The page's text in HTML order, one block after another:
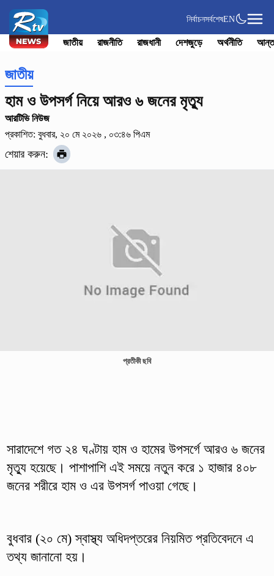
নির্বাচনসর্বশেষEN
জাতীয় রাজনীতি রাজধানী দেশজুড়ে অর্থনীতি
জাতীয়
হাম ও উপসর্গ নিয়ে আরও ৬ জনের মৃত্যু
আরটিভি নিউজ
প্রকাশিত: বুধবার, ২০ মে ২০২৬ , ০৩:৪৬ পিএম
শেয়ার করুন:
প্রতীকী ছবি
সারাদেশে গত ২৪ ঘণ্টায় হাম ও হামের উপসর্গে আরও ৬ জনের
মৃত্যু হয়েছে। পাশাপাশি এই সময়ে নতুন করে ১ হাজার ৪০৮
জনের শরীরে হাম ও এর উপসর্গ পাওয়া গেছে।
বুধবার (২০ মে) স্বাস্থ্য অধিদপ্তরের নিয়মিত প্রতিবেদনে এ
তথ্য জানানো হয়।